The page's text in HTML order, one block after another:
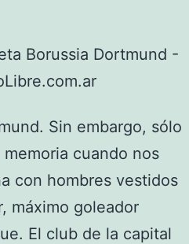
Sin embargo, sólo
cuando nos
con hombres vestidos
máximo goleador
El club de la capital